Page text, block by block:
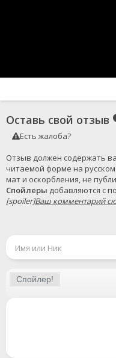
Оставь свой отзыв
Есть жалоба?
Отзыв должен содержать
читаемой форме на
Спойлеры добавляются с
[spoiler]Ваш комментарий